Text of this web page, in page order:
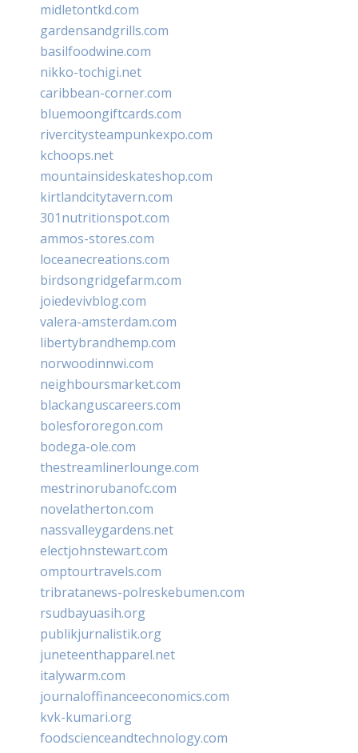
midletontkd.com
gardensandgrills.com
basilfoodwine.com
nikko-tochigi.net
caribbean-corner.com
bluemoongiftcards.com
rivercitysteampunkexpo.com
kchoops.net
mountainsideskateshop.com
kirtlandcitytavern.com
301nutritionspot.com
ammos-stores.com
loceanecreations.com
birdsongridgefarm.com
joiedevivblog.com
valera-amsterdam.com
libertybrandhemp.com
norwoodinnwi.com
neighboursmarket.com
blackanguscareers.com
bolesfororegon.com
bodega-ole.com
thestreamlinerlounge.com
mestrinorubanofc.com
novelatherton.com
nassvalleygardens.net
electjohnstewart.com
omptourtravels.com
tribratanews-polreskebumen.com
rsudbayuasih.org
publikjurnalistik.org
juneteenthapparel.net
italywarm.com
journaloffinanceeconomics.com
kvk-kumari.org
foodscienceandtechnology.com